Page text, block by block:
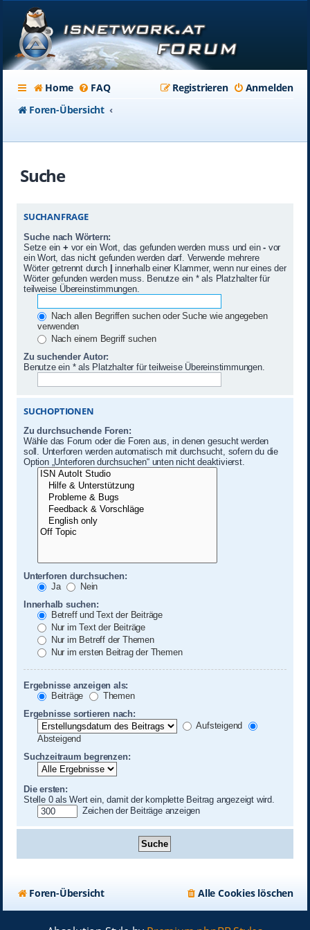
Home FAQ Anmelden
Registrieren
Foren-Übersicht
Suche
SUCHANFRAGE
Suche nach Wörtern:
Setze ein + vor ein Wort, das gefunden werden muss und ein-vor
ein Wort, das nicht gefunden werden darf. Verwende mehrere
Wörter getrennt durch | innerhalb einer Klammer, wenn nur eines der
Wörter gefunden werden muss. Benutze ein * als Platzhalter für
teilweise Übereinstimmungen.
Nach allen Begriffen suchen oder Suche wie angegeben
verwenden
Nach einem Begriff suchen
Zu suchender Autor:
Benutze ein * als Platzhalter für teilweise Übereinstimmungen.
SUCHOPTIONEN
Zu durchsuchende Foren:
Wähle das Forum oder die Foren aus, in denen gesucht werden
soll. Unterforen werden automatisch mit durchsucht, sofern du die
Option „Unterforen durchsuchen“ unten nicht deaktivierst.
Unterforen durchsuchen:
Ja
Nein
Innerhalb suchen:
Betreff und Text der Beiträge
Nur im Text der Beiträge
Nur im Betreff der Themen
Nur im ersten Beitrag der Themen
Ergebnisse anzeigen als:
Beiträge
Themen
Ergebnisse sortieren nach:
Aufsteigend
Absteigend
Suchzeitraum begrenzen:
Die ersten:
Stelle 0 als Wert ein, damit der komplette Beitrag angezeigt wird.
Zeichen der Beiträge anzeigen
Foren-Übersicht Alle Cookies löschen